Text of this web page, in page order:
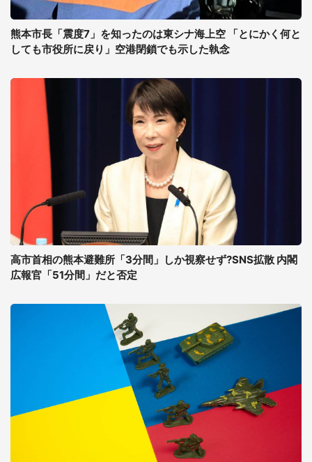
熊本市長「震度7」を知ったのは東シナ海上空 「とにかく何と
しても市役所に戻り」空港閉鎖でも示した執念
高市首相の熊本避難所「3分間」しか視察せず?SNS拡散 内閣
広報官「51分間」だと否定